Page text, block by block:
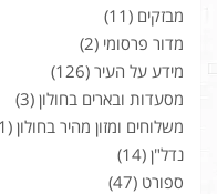
מבזקים (11)
מדור פרסומי (2)
מידע על העיר (126)
מסעדות ובארים בחולון (3)
משלוחים ומזון מהיר בחולון (1)
נדל"ן (14)
ספורט (47)